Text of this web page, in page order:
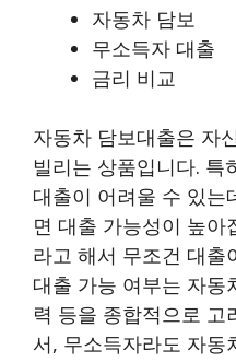
자동차 담보
무소득자 대출
금리 비교
자동차 담보대출은 자
빌리는 상품입니다. 특
대출이 어려울 수 있는
면 대출 가능성이 높아
라고 해서 무조건 대출
대출 가능 여부는 자동
력 등을 종합적으로 고
서, 무소득자라도 자동